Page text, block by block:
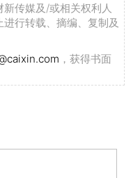
传媒及/或相关权利人
行转载、摘编、复制及
，获得书面